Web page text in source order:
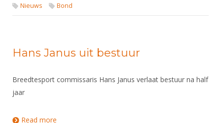
Nieuws Bond
Hans Janus uit bestuur
Breedtesport commissaris Hans Janus verlaat bestuur na half
jaar
Read more